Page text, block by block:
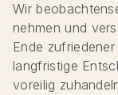
Wir
nehmen und
Ende
langfristige
voreilig